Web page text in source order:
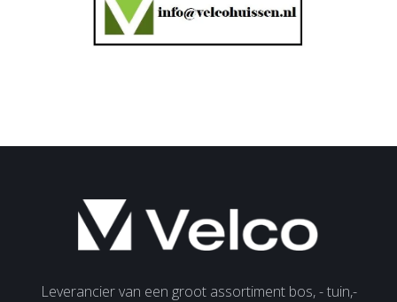
Leverancier van een groot assortiment bos, - tuin,-